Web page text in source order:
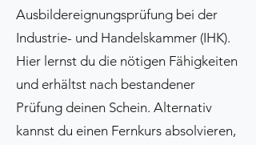
Ausbildereignungsprüfung bei der
Industrie- und Handelskammer (IHK).
Hier lernst du die nötigen Fähigkeiten
und erhältst nach bestandener
Prüfung deinen Schein. Alternativ
kannst du einen Fernkurs absolvieren,